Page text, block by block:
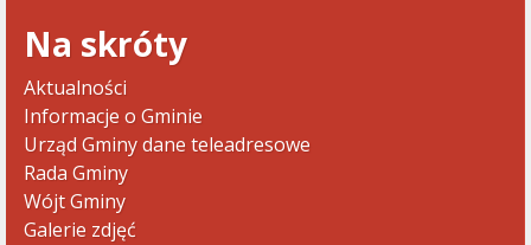
Na skróty
Aktualności
Informacje o Gminie
Urząd Gminy dane teleadresowe
Rada Gminy
Wójt Gminy
Galerie zdjęć